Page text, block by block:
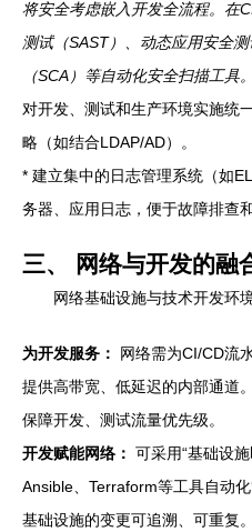
将安全考虑嵌入开发全流程。在
测试（SAST）、动态应用安全
（SCA）等自动化安全扫描工具。
对开发、测试和生产环境实施统
略（如结合LDAP/AD）。
* 建立集中的日志管理系统（如
务器、应用日志，便于故障排查
三、 网络与开发的融
网络基础设施与技术开发环
为开发服务：
网络需为CI/CD流
提供高带宽、低延迟的内部通道
保障开发、测试流量优先级。
开发赋能网络： 可采用“基础设
Ansible、Terraform等工具自动
基础设施的变更可追溯、可重复。